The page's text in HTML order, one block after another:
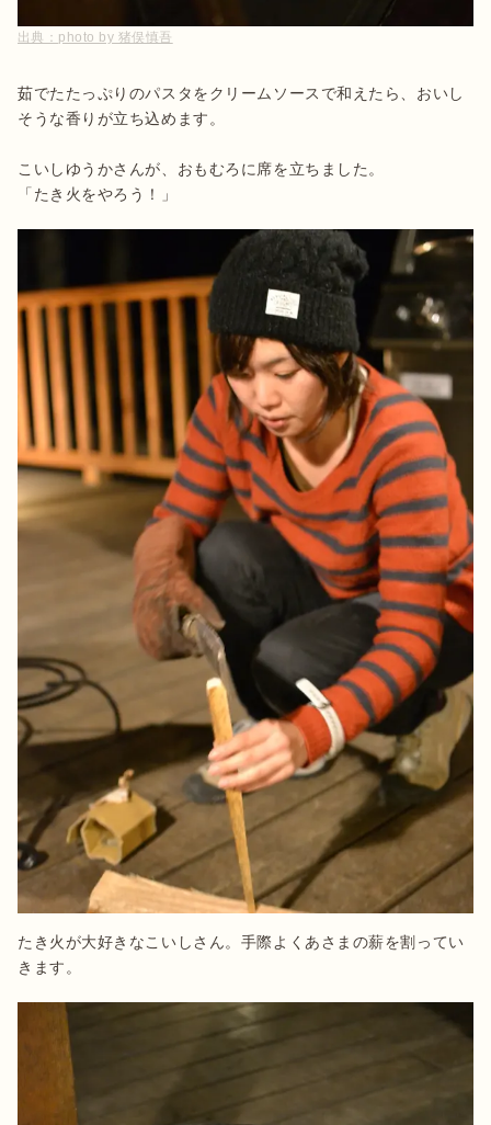
出典： photo by 猪俣慎吾
茹でたたっぷりのパスタをクリームソースで和えたら、おいし
そうな香りが立ち込めます。
こいしゆうかさんが、おもむろに席を立ちました。
「たき火をやろう！」
たき火が大好きなこいしさん。手際よくあさまの薪を割ってい
きます。